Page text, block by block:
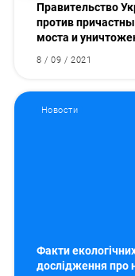
Правительство
против
моста и
8 / 09 / 2021
Новости
Факти
дослідження про